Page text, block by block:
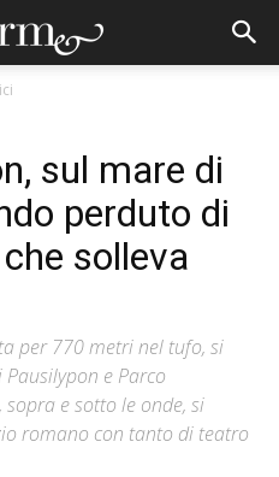
sul mare di
perduto di
solleva
per 770 metri nel tufo, si
e Parco
e sotto le onde, si
romano con tanto di teatro